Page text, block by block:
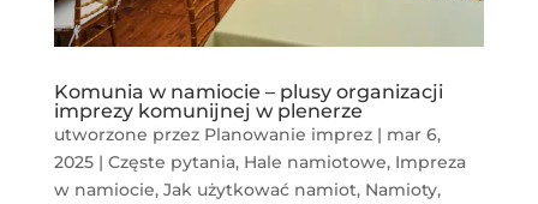
Komunia w namiocie – plusy organizacji
imprezy komunijnej w plenerze
utworzone przez Planowanie imprez| mar 6,
2025| Częste pytania, Hale namiotowe, Impreza
w namiocie, Jak użytkować namiot, Namioty,